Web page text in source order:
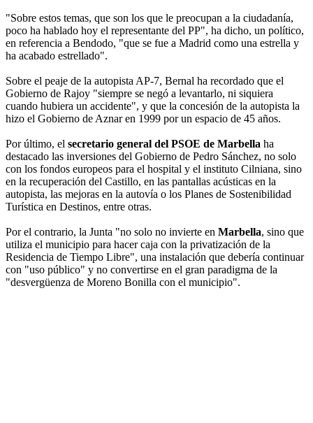
"Sobre estos temas, que son los que le preocupan a la ciudadanía,
poco ha hablado hoy el representante del PP", ha dicho, un político,
en referencia a Bendodo, "que se fue a Madrid como una estrella y
ha acabado estrellado".
Sobre el peaje de la autopista AP-7, Bernal ha recordado que el
Gobierno de Rajoy "siempre se negó a levantarlo, ni siquiera
cuando hubiera un accidente", y que la concesión de la autopista la
hizo el Gobierno de Aznar en 1999 por un espacio de 45 años.
Por último, el secretario general del PSOE de Marbella ha
destacado las inversiones del Gobierno de Pedro Sánchez, no solo
con los fondos europeos para el hospital y el instituto Cilniana, sino
en la recuperación del Castillo, en las pantallas acústicas en la
autopista, las mejoras en la autovía o los Planes de Sostenibilidad
Turística en Destinos, entre otras.
Por el contrario, la Junta "no solo no invierte en Marbella, sino que
utiliza el municipio para hacer caja con la privatización de la
Residencia de Tiempo Libre", una instalación que debería continuar
con "uso público" y no convertirse en el gran paradigma de la
"desvergüenza de Moreno Bonilla con el municipio".